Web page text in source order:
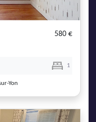
580 €
1
Yon